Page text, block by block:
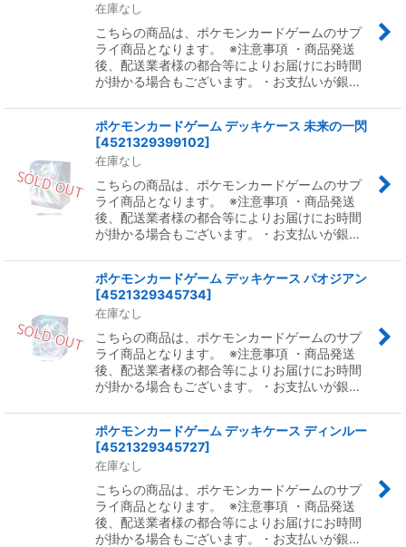
在庫なし
こちらの商品は、ポケモンカードゲームのサプ
ライ商品となります。 ※注意事項 ・商品発送
後、配送業者様の都合等によりお届けにお時間
が掛かる場合もございます。・お支払いが銀…
ポケモンカードゲーム デッキケース 未来の一閃
[4521329399102]
在庫なし
こちらの商品は、ポケモンカードゲームのサプ
ライ商品となります。 ※注意事項 ・商品発送
後、配送業者様の都合等によりお届けにお時間
が掛かる場合もございます。・お支払いが銀…
ポケモンカードゲーム デッキケース パオジアン
[4521329345734]
在庫なし
こちらの商品は、ポケモンカードゲームのサプ
ライ商品となります。 ※注意事項 ・商品発送
後、配送業者様の都合等によりお届けにお時間
が掛かる場合もございます。・お支払いが銀…
ポケモンカードゲーム デッキケース ディンルー
[4521329345727]
在庫なし
こちらの商品は、ポケモンカードゲームのサプ
ライ商品となります。 ※注意事項 ・商品発送
後、配送業者様の都合等によりお届けにお時間
が掛かる場合もございます。・お支払いが銀…